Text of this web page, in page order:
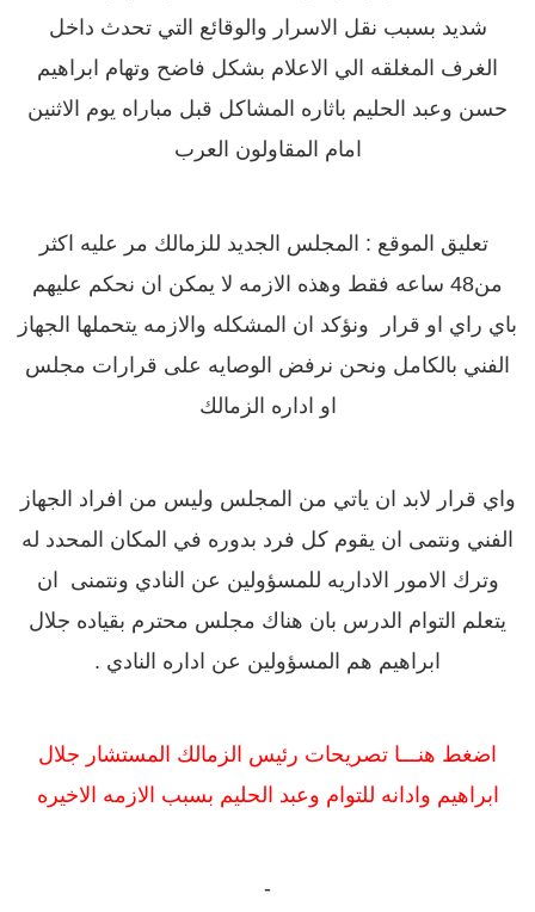
شديد بسبب نقل الاسرار والوقائع التي تحدث داخل
الغرف المغلقه الي الاعلام بشكل فاضح وتهام ابراهيم
حسن وعبد الحليم باثاره المشاكل قبل مباراه يوم الاثنين
امام المقاولون العرب
تعليق الموقع : المجلس الجديد للزمالك مر عليه اكثر
من48 ساعه فقط وهذه الازمه لا يمكن ان نحكم عليهم
باي راي او قرار ونؤكد ان المشكله والازمه يتحملها الجهاز
الفني بالكامل ونحن نرفض الوصايه على قرارات مجلس
او اداره الزمالك
واي قرار لابد ان ياتي من المجلس وليس من افراد الجهاز
الفني ونتمى ان يقوم كل فرد بدوره في المكان المحدد له
وترك الامور الاداريه للمسؤولين عن النادي ونتمنى ان
يتعلم التوام الدرس بان هناك مجلس محترم بقياده جلال
ابراهيم هم المسؤولين عن اداره النادي .
اضغط هنـــا تصريحات رئيس الزمالك المستشار جلال
ابراهيم وادانه للتوام وعبد الحليم بسبب الازمه الاخيره
-